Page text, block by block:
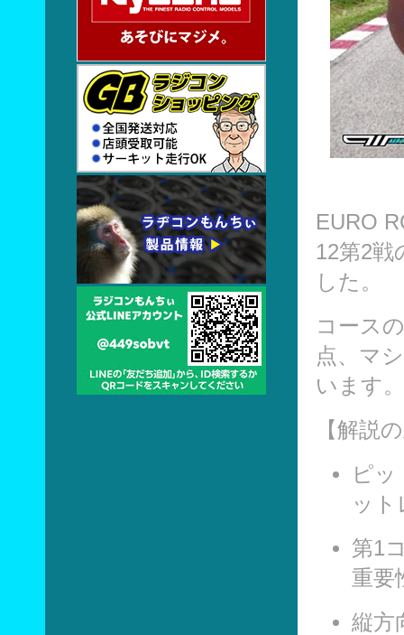
EURO
12第2
した。
コース
点、マ
います。
【解説
ピ
ッ
第1
重要
縦方